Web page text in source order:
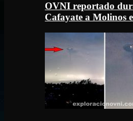
OVNI reportado
Cafayate a Molinos